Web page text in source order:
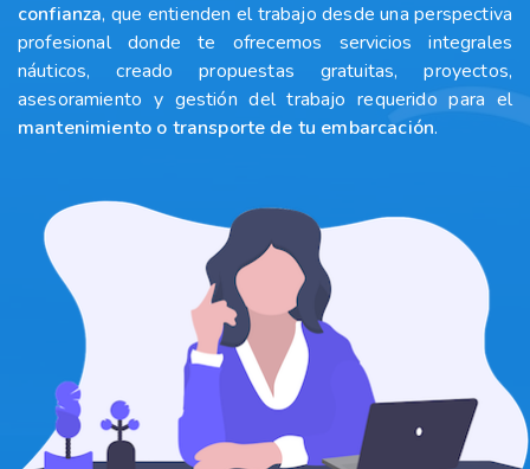
confianza, que entienden el trabajo desde una perspectiva
profesional donde te ofrecemos servicios integrales
náuticos, creado propuestas gratuitas, proyectos,
asesoramiento y gestión del trabajo requerido para el
mantenimiento o transporte de tu embarcación.